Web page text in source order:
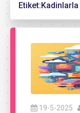
Etiket:
19-5-2025